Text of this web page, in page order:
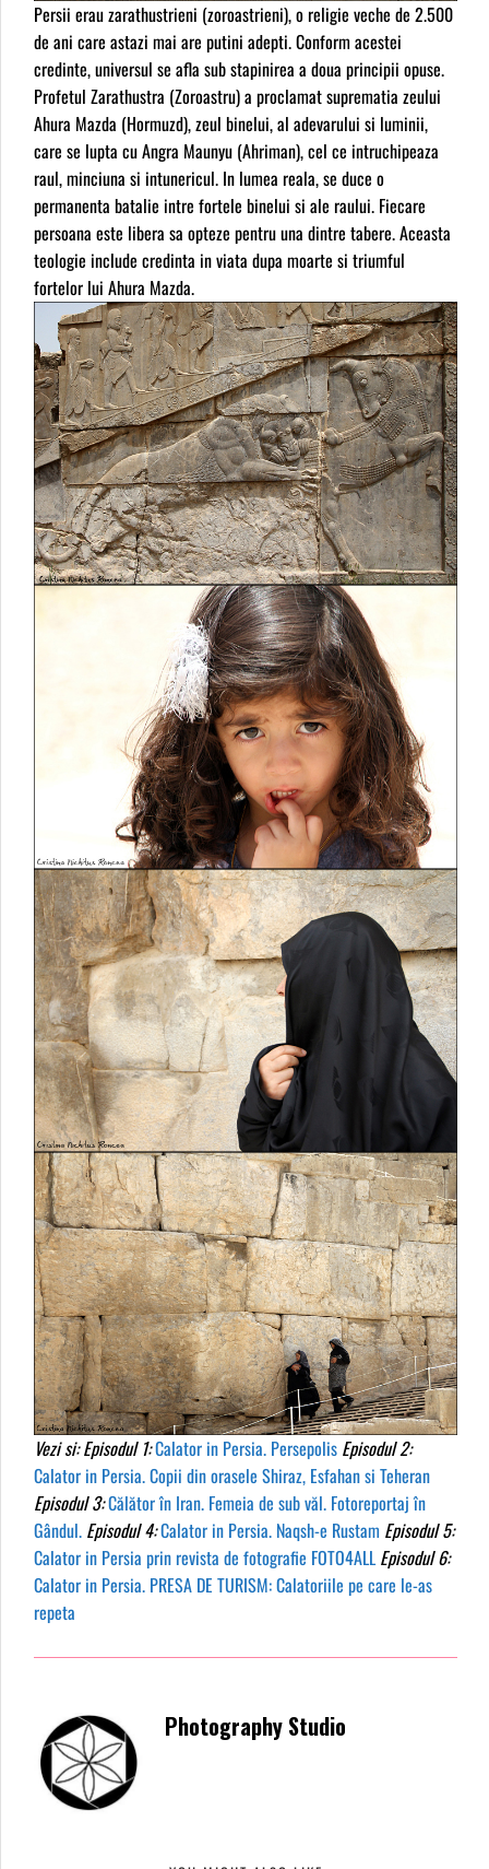
Persii erau zarathustrieni (zoroastrieni), o religie veche de 2.500
de ani care astazi mai are putini adepti. Conform acestei
credinte, universul se afla sub stapinirea a doua principii opuse.
Profetul Zarathustra (Zoroastru) a proclamat suprematia zeului
Ahura Mazda (Hormuzd), zeul binelui, al adevarului si luminii,
care se lupta cu Angra Maunyu (Ahriman), cel ce intruchipeaza
raul, minciuna si intunericul. In lumea reala, se duce o
permanenta batalie intre fortele binelui si ale raului. Fiecare
persoana este libera sa opteze pentru una dintre tabere. Aceasta
teologie include credinta in viata dupa moarte si triumful
fortelor lui Ahura Mazda.
Vezi si: Episodul 1:Calator in Persia. Persepolis Episodul 2:
Calator in Persia. Copii din orasele Shiraz, Esfahan si Teheran
Episodul 3:Călător în Iran. Femeia de sub văl. Fotoreportaj în
Gândul. Episodul 4:Calator in Persia. Naqsh-e Rustam Episodul 5:
Calator in Persia prin revista de fotografie FOTO4ALL Episodul 6:
Calator in Persia. PRESA DE TURISM: Calatoriile pe care le-as
repeta
Photography Studio